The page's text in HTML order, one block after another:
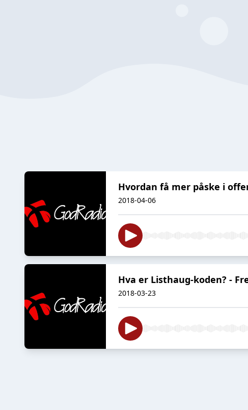
Hvordan få mer påske i
2018-04-06
Hva er Listhaug-koden? -
2018-03-23